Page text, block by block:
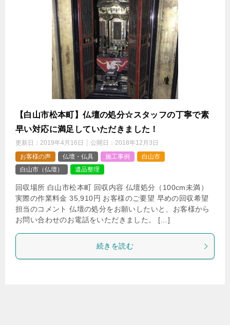
【白山市松本町】仏壇の処分☆スタッフの丁寧で素
早い対応に満足していただきました！
更新日： 2019年4月16日 公開日： 2018年12月3日
お客様の声
仏壇・仏具 施工事例
白山市
白山市（仏壇）
遺品整理
回収場所 白山市松本町 回収内容 仏壇処分（100cm未満）
実際の作業料金 35,910円 お客様のご要望 早めの回収希望
担当のコメント 仏壇の処分をお願いしたいと、お客様から
お問い合わせのお電話をいただきました。 […]
続きを読む